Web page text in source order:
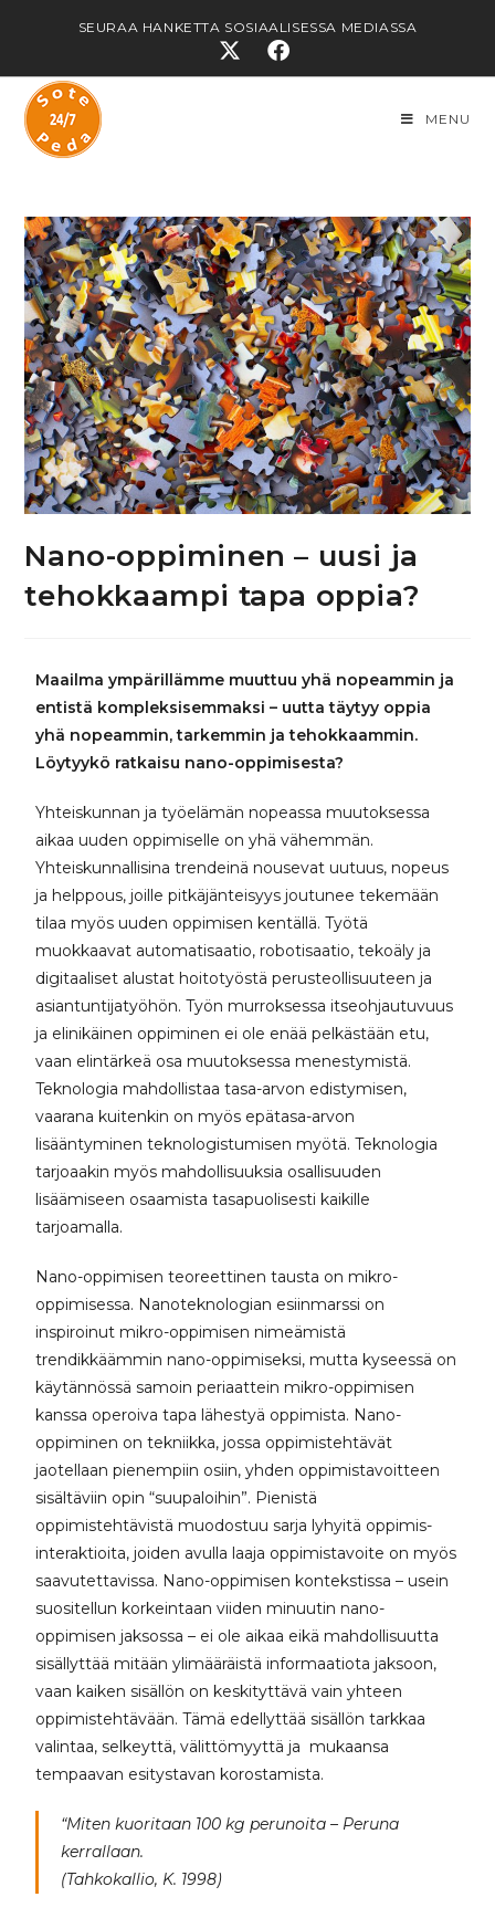
SEURAA HANKETTA SOSIAALISESSA MEDIASSA
MENU
Nano-oppiminen – uusi ja
tehokkaampi tapa oppia?
Maailma ympärillämme muuttuu yhä nopeammin ja
entistä kompleksisemmaksi – uutta täytyy oppia
yhä nopeammin, tarkemmin ja tehokkaammin.
Löytyykö ratkaisu nano-oppimisesta?
Yhteiskunnan ja työelämän nopeassa muutoksessa
aikaa uuden oppimiselle on yhä vähemmän.
Yhteiskunnallisina trendeinä nousevat uutuus, nopeus
ja helppous, joille pitkäjänteisyys joutunee tekemään
tilaa myös uuden oppimisen kentällä. Työtä
muokkaavat automatisaatio, robotisaatio, tekoäly ja
digitaaliset alustat hoitotyöstä perusteollisuuteen ja
asiantuntijatyöhön. Työn murroksessa itseohjautuvuus
ja elinikäinen oppiminen ei ole enää pelkästään etu,
vaan elintärkeä osa muutoksessa menestymistä.
Teknologia mahdollistaa tasa-arvon edistymisen,
vaarana kuitenkin on myös epätasa-arvon
lisääntyminen teknologistumisen myötä. Teknologia
tarjoaakin myös mahdollisuuksia osallisuuden
lisäämiseen osaamista tasapuolisesti kaikille
tarjoamalla.
Nano-oppimisen teoreettinen tausta on mikro-
oppimisessa. Nanoteknologian esiinmarssi on
inspiroinut mikro-oppimisen nimeämistä
trendikkäämmin nano-oppimiseksi, mutta kyseessä on
käytännössä samoin periaattein mikro-oppimisen
kanssa operoiva tapa lähestyä oppimista. Nano-
oppiminen on tekniikka, jossa oppimistehtävät
jaotellaan pienempiin osiin, yhden oppimistavoitteen
sisältäviin opin “suupaloihin”. Pienistä
oppimistehtävistä muodostuu sarja lyhyitä oppimis-
interaktioita, joiden avulla laaja oppimistavoite on myös
saavutettavissa. Nano-oppimisen kontekstissa – usein
suositellun korkeintaan viiden minuutin nano-
oppimisen jaksossa – ei ole aikaa eikä mahdollisuutta
sisällyttää mitään ylimääräistä informaatiota jaksoon,
vaan kaiken sisällön on keskityttävä vain yhteen
oppimistehtävään. Tämä edellyttää sisällön tarkkaa
valintaa, selkeyttä, välittömyyttä ja mukaansa
tempaavan esitystavan korostamista.
“Miten kuoritaan 100 kg perunoita – Peruna
kerrallaan.
(Tahkokallio, K. 1998)